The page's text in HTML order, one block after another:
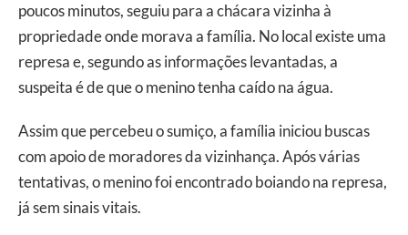
poucos minutos, seguiu para a chácara vizinha à
propriedade onde morava a família. No local existe uma
represa e, segundo as informações levantadas, a
suspeita é de que o menino tenha caído na água.
Assim que percebeu o sumiço, a família iniciou buscas
com apoio de moradores da vizinhança. Após várias
tentativas, o menino foi encontrado boiando na represa,
já sem sinais vitais.